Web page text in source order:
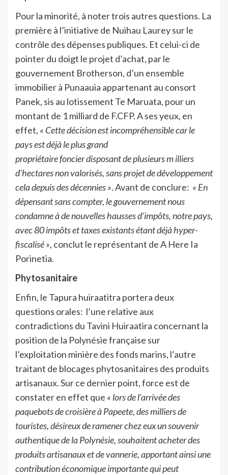
Pour la minorité, à noter trois autres questions. La
première à l’initiative de Nuihau Laurey sur le
contrôle des dépenses publiques. Et celui-ci de
pointer du doigt le projet d’achat, par le
gouvernement Brotherson, d’un ensemble
immobilier à Punaauia appartenant au consort
Panek, sis au lotissement Te Maruata, pour un
montant de 1 milliard de F.CFP. A ses yeux, en
effet, « Cette décision est incompréhensible car le
pays est déjà le plus grand
propriétaire foncier disposant de plusieurs m illiers
d’hectares non valorisés, sans projet de développement
cela depuis des décennies ». Avant de conclure: « En
dépensant sans compter, le gouvernement nous
condamne à de nouvelles hausses d’impôts, notre pays,
avec 80 impôts et taxesexistants étant déjà hyper-
fiscalisé », conclut le représentant de A Here Ia
Porinetia.
Phytosanitaire
Enfin, le Tapura huiraatitra portera deux
questions orales: l’une relative aux
contradictions du Tavini Huiraatira concernant la
position de la Polynésie française sur
l’exploitation minière des fonds marins, l’autre
traitant de blocages phytosanitaires des produits
artisanaux. Sur ce dernier point, force est de
constater en effet que « lors de l’arrivée des
paquebots de croisière à Papeete, des milliers de
touristes, désireux de ramener chez eux un souvenir
authentique de la Polynésie, souhaitent acheter des
produits artisanaux et de vannerie, apportant ainsi une
contribution économique importante qui peut